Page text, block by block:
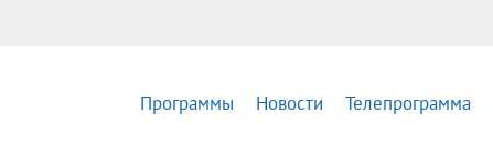
Программы Новости Телепрограмма